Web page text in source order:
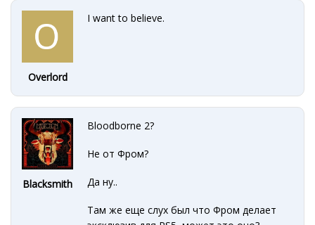
Overlord
I want to believe.
Blacksmith
Bloodborne 2?
Не от Фром?
Да ну..
Там же еще слух был что Фром делает